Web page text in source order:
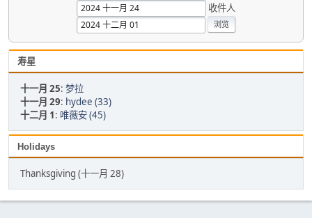
收件人
寿星
十一月 25: 梦拉
十一月 29: hydee (33)
十二月 1: 唯薇安 (45)
Holidays
Thanksgiving (十一月 28)